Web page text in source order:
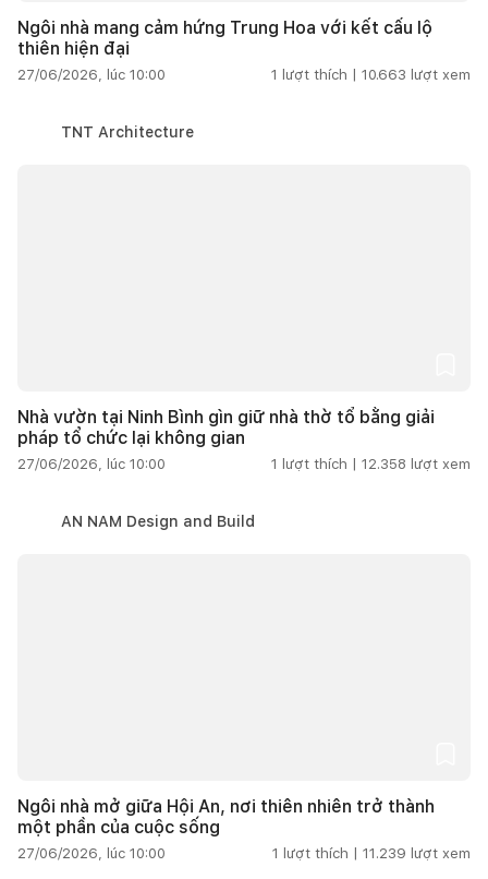
Ngôi nhà mang cảm hứng Trung Hoa với kết cấu lộ
thiên hiện đại
27/06/2026, lúc 10:00 1 lượt thích | 10.663 lượt xem
TNT Architecture
Nhà vườn tại Ninh Bình gìn giữ nhà thờ tổ bằng giải
pháp tổ chức lại không gian
27/06/2026, lúc 10:00 1 lượt thích | 12.358 lượt xem
AN NAM Design and Build
Ngôi nhà mở giữa Hội An, nơi thiên nhiên trở thành
một phần của cuộc sống
27/06/2026, lúc 10:00 1 lượt thích | 11.239 lượt xem